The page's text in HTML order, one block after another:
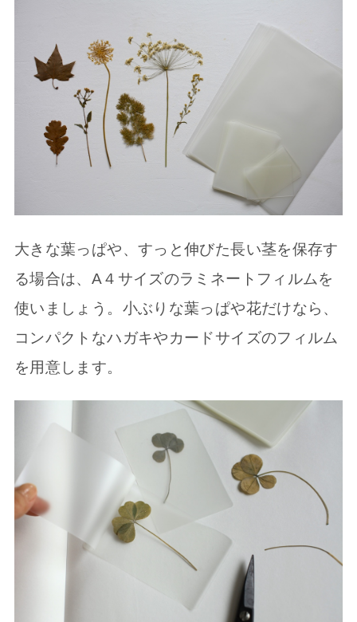
大きな葉っぱや、すっと伸びた長い茎を保存す
る場合は、A４サイズのラミネートフィルムを
使いましょう。小ぶりな葉っぱや花だけなら、
コンパクトなハガキやカードサイズのフィルム
を用意します。